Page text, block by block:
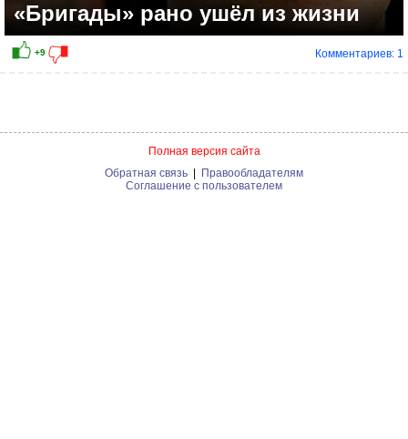
«Бригады» рано ушёл из жизни
Комментариев: 1
Полная версия сайта
Обратная связь
Правообладателям
Соглашение с пользователем